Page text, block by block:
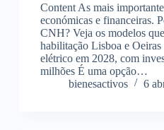
Content As mais
económicas e financeiras.
CNH? Veja os modelos
habilitação Lisboa e
elétrico em 2028, com
milhões É uma opção…
bienesactivos
6